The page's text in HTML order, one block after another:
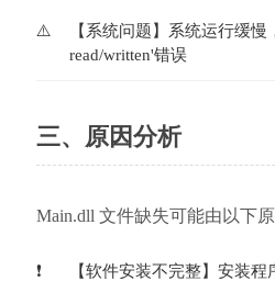
【系统问题】系统运行缓
read/written'错误
三、原因分析
Main.dll 文件缺失可能由以下原
【软件安装不完整】安装